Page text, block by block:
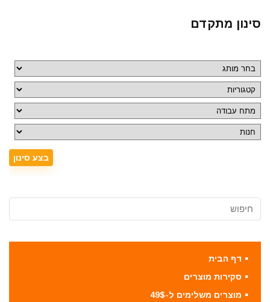
סינון מתקדם
דף הבית
סקירות מוצרים
מוצרים משלימים ל-49$